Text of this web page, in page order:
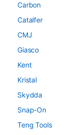
Carbon
Catalfer
CMJ
Giasco
Kent
Kristal
Skydda
Snap-On
Teng Tools